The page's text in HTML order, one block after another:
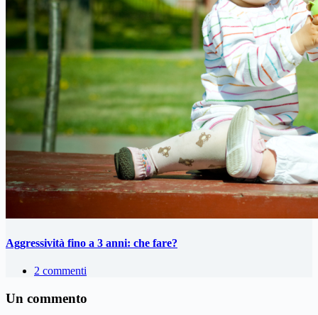
Aggressività fino a 3 anni: che fare?
2 commenti
Un commento